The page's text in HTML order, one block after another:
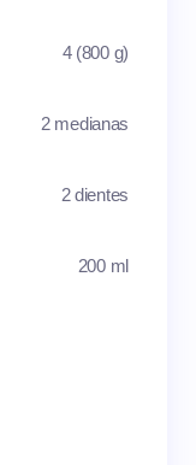
4 (800 g)
2 medianas
2 dientes
200 ml